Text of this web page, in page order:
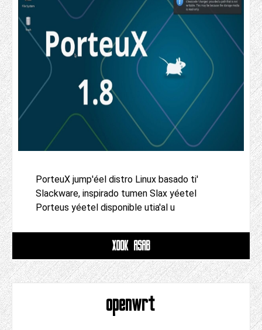
PorteuX jump'éel distro Linux basado ti'
Slackware, inspirado tumen Slax yéetel
Porteus yéetel disponible utia'al u
XOOK ASAB
openwrt